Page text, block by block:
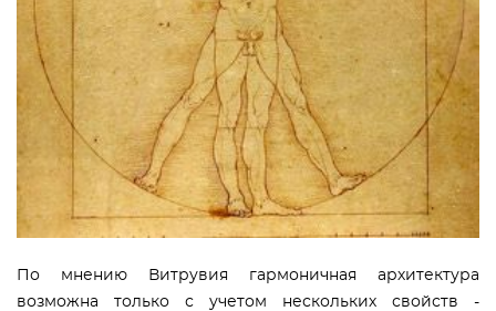
По мнению Витрувия гармоничная архитектура
возможна только с учетом нескольких свойств -